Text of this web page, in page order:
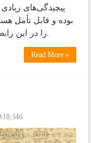
پیچیدگی‌های
بوده و قابل تأمل
Read More »
18,346